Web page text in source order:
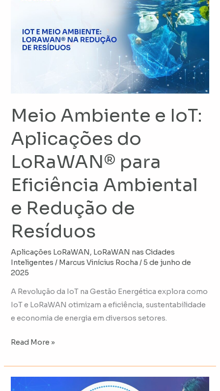
Meio Ambiente e IoT:
Aplicações do
LoRaWAN® para
Eficiência Ambiental
e Redução de
Resíduos
Aplicações LoRaWAN, LoRaWAN nas Cidades
Inteligentes / Marcus Vinícius Rocha /5 de junho de
2025
A Revolução da IoT na Gestão Energética explora como
IoT e LoRaWAN otimizam a eficiência, sustentabilidade
e economia de energia em diversos setores.
IoT:
Aplicações
Eficiência
Ambiental
e
Redução
de
Resíduos
Read More »
Impulsionando